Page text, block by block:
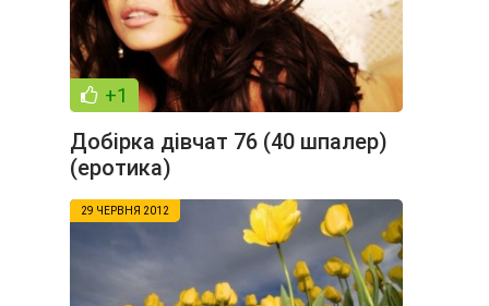
+1
Добірка дівчат 76 (40 шпалер)
(еротика)
29 ЧЕРВНЯ 2012